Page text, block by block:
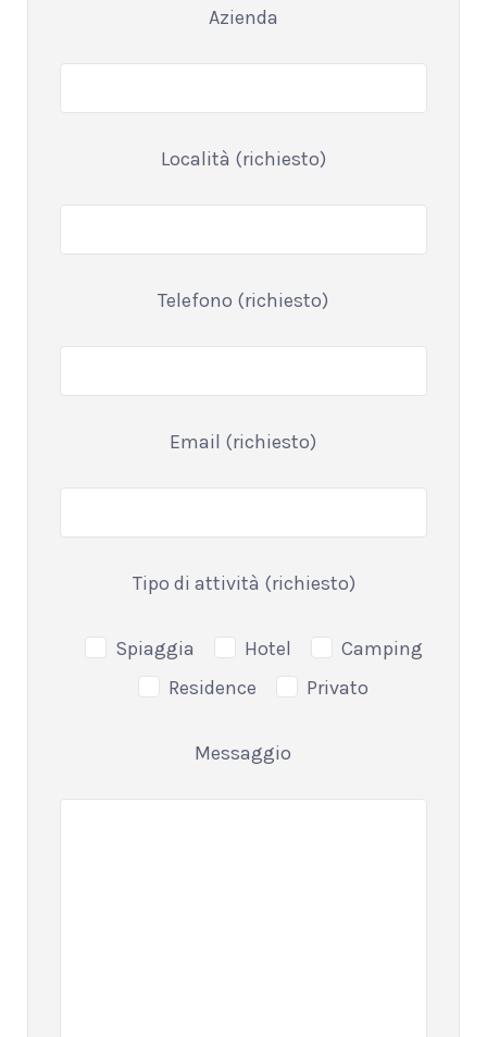
Azienda
Località (richiesto)
Telefono (richiesto)
Email (richiesto)
Tipo di attività (richiesto)
Spiaggia Hotel
Camping
Residence
Privato
Messaggio